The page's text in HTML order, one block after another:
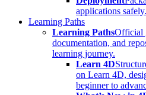
applications safely.
Learning Paths
Learning PathsOfficial
documentation, and
learning journey.
Learn 4D
on Learn 4D,
beginner to